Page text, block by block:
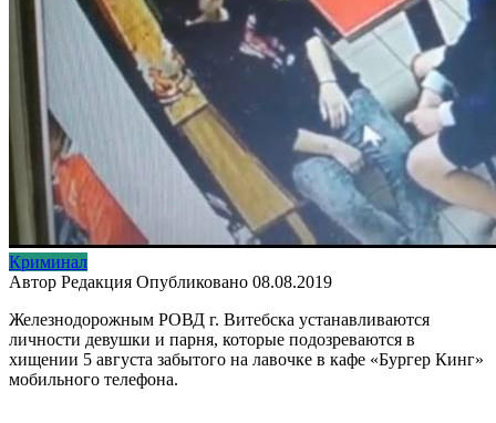
Криминал
Автор Редакция Опубликовано 08.08.2019
Железнодорожным РОВД г. Витебска устанавливаются
личности девушки и парня, которые подозреваются в
хищении 5 августа забытого на лавочке в кафе «Бургер Кинг»
мобильного телефона.